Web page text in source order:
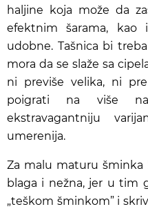
haljine koja može da
efektnim šarama,
udobne. Tašnica bi
mora da se slaže sa
ni previše velika, ni
poigrati na više
ekstravagantniju
umerenija.
Za malu maturu šminka
blaga i nežna, jer u tim
„teškom šminkom” i